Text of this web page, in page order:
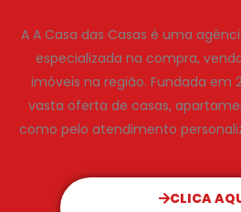
A A Casa das Casas é uma
especializada na compra,
imóveis na região. Fundada em
vasta oferta de casas,
como pelo atendimento
CLICA